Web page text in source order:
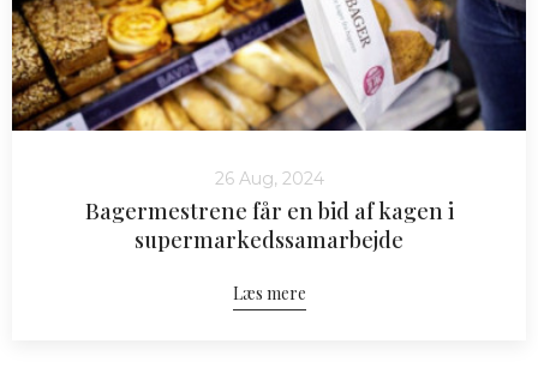
26 Aug, 2024
Bagermestrene får en bid af kagen i
supermarkedssamarbejde
Læs mere